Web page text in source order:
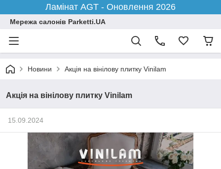
Ламінат AGT - Оновлення 2026
Мережа салонів Parketti.UA
Новини Акція на вінілову плитку Vinilam
Акція на вінілову плитку Vinilam
15.09.2024